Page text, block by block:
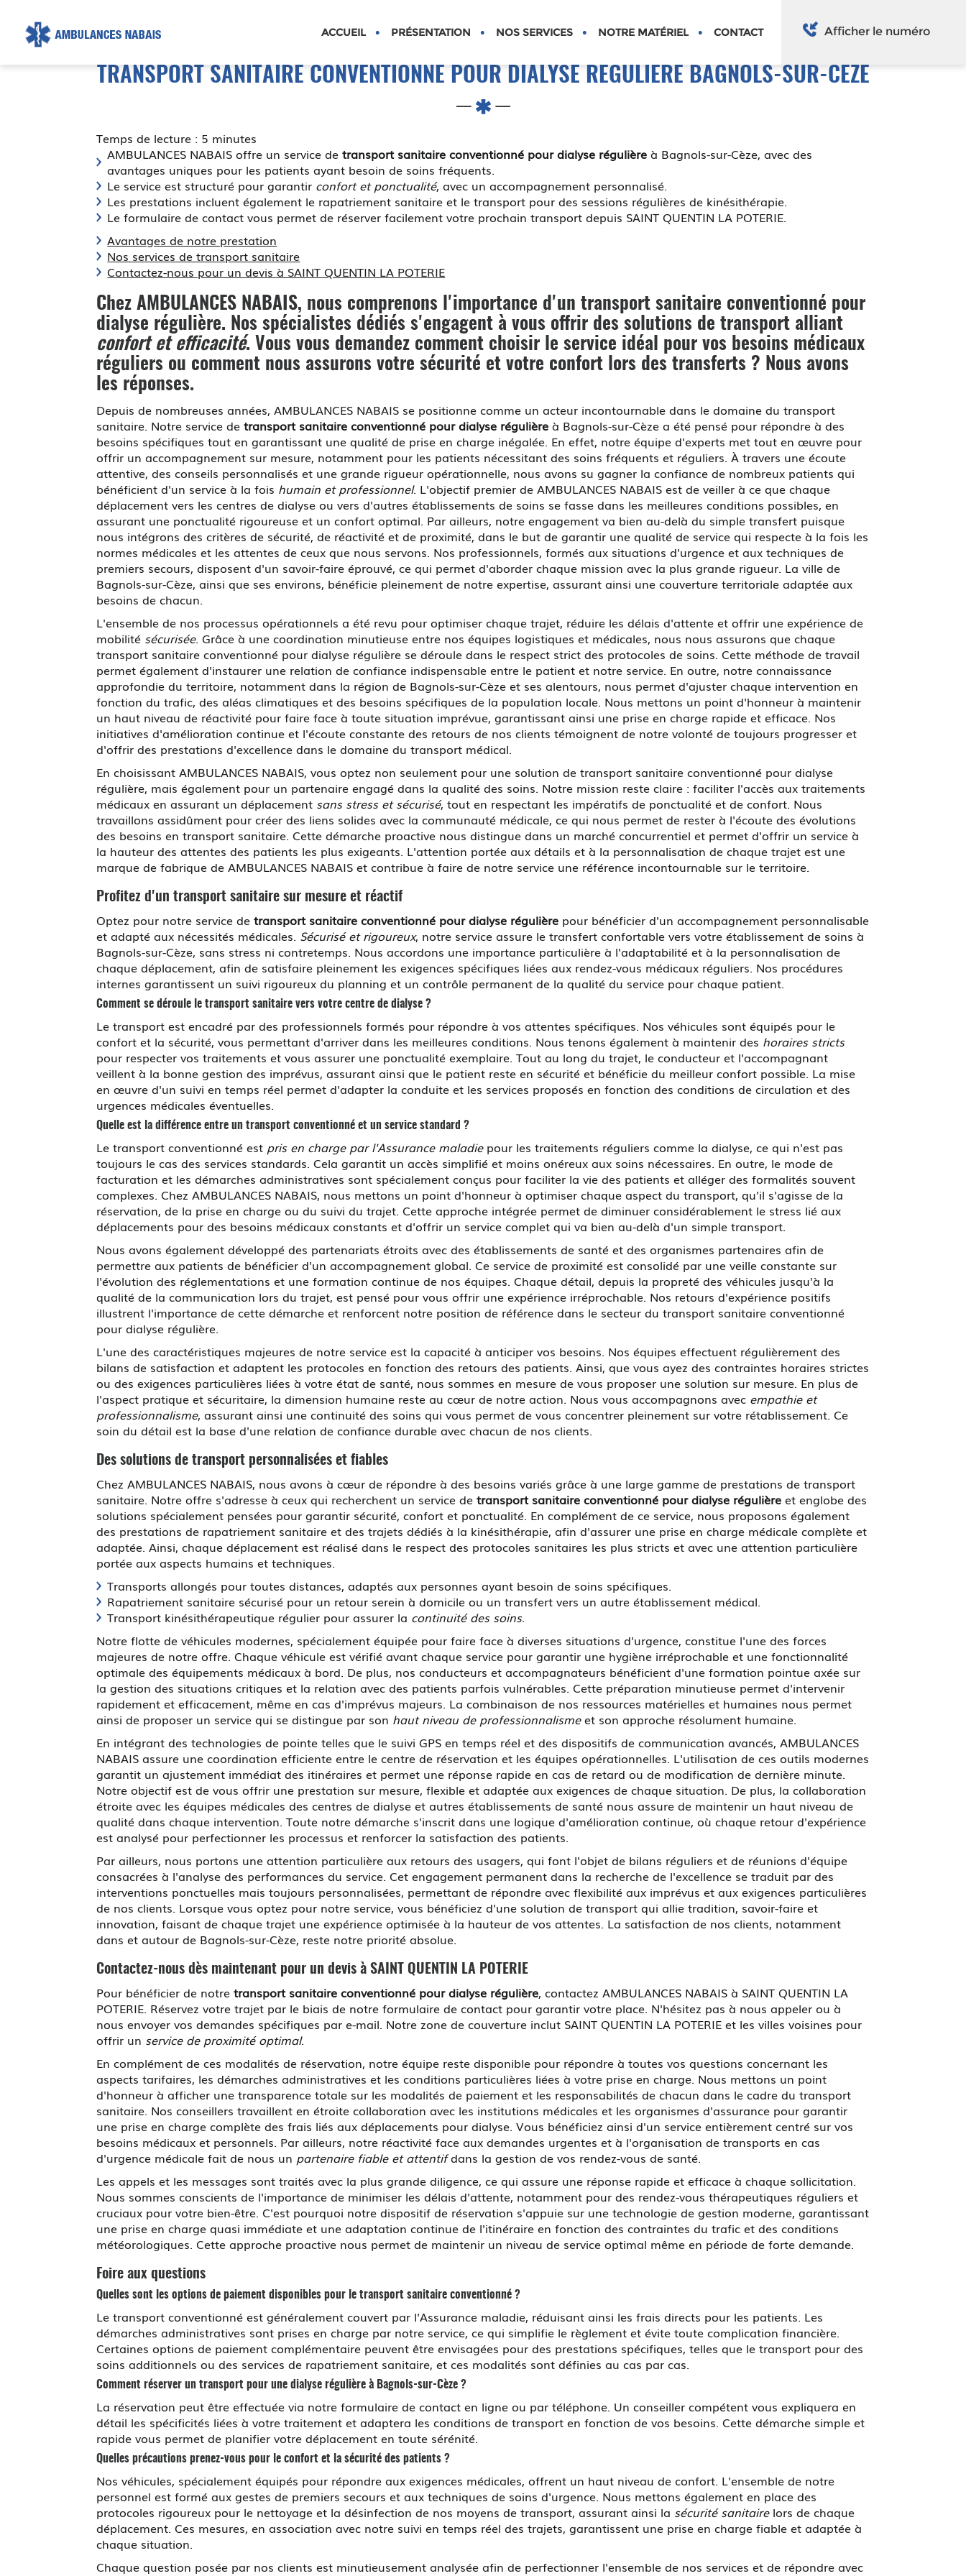
AMBULANCES
NABAIS
ACCUEIL PRÉSENTATION NOS SERVICES NOTRE MATÉRIEL CONTACT Afficher le numéro
TRANSPORT SANITAIRE CONVENTIONNÉ POUR DIALYSE RÉGULIÈRE BAGNOLS-SUR-CÈZE
Temps de lecture : 5 minutes
AMBULANCES NABAIS offre un service detransport sanitaire conventionné pour dialyse régulière à Bagnols-sur-Cèze, avec des
avantages uniques pour les patients ayant besoin de soins fréquents.
Le service est structuré pour garantir confort et ponctualité, avec un accompagnement personnalisé.
Les prestations incluent également le rapatriement sanitaire et le transport pour des sessions régulières de kinésithérapie.
Le formulaire de contact vous permet de réserver facilement votre prochain transport depuis SAINT QUENTIN LA POTERIE.
Avantages de notre prestation
Nos services de transport sanitaire
Contactez-nous pour un devis à SAINT QUENTIN LA POTERIE
Chez AMBULANCES NABAIS, nous comprenons l'importance d'untransport sanitaire conventionné pour
dialyse régulière. Nos spécialistes dédiés s'engagent à vous offrir des solutions de transport alliant
confort et efficacité. Vous vous demandez comment choisir le service idéal pour vos besoins médicaux
réguliers ou comment nous assurons votre sécurité et votre confort lors des transferts ? Nous avons
les réponses.
Depuis de nombreuses années, AMBULANCES NABAIS se positionne comme un acteur incontournable dans le domaine du transport
sanitaire. Notre service detransport sanitaire conventionné pour dialyse régulière à Bagnols-sur-Cèze a été pensé pour répondre à des
besoins spécifiques tout en garantissant une qualité de prise en charge inégalée. En effet, notre équipe d'experts met tout en œuvre pour
offrir un accompagnement sur mesure, notamment pour les patients nécessitant des soins fréquents et réguliers. À travers une écoute
attentive, des conseils personnalisés et une grande rigueur opérationnelle, nous avons su gagner la confiance de nombreux patients qui
bénéficient d'un service à la fois humain et professionnel. L'objectif premier de AMBULANCES NABAIS est de veiller à ce que chaque
déplacement vers les centres de dialyse ou vers d'autres établissements de soins se fasse dans les meilleures conditions possibles, en
assurant une ponctualité rigoureuse et un confort optimal. Par ailleurs, notre engagement va bien au-delà du simple transfert puisque
nous intégrons des critères de sécurité, de réactivité et de proximité, dans le but de garantir une qualité de service qui respecte à la fois les
normes médicales et les attentes de ceux que nous servons. Nos professionnels, formés aux situations d'urgence et aux techniques de
premiers secours, disposent d'un savoir-faire éprouvé, ce qui permet d'aborder chaque mission avec la plus grande rigueur. La ville de
Bagnols-sur-Cèze, ainsi que ses environs, bénéficie pleinement de notre expertise, assurant ainsi une couverture territoriale adaptée aux
besoins de chacun.
L'ensemble de nos processus opérationnels a été revu pour optimiser chaque trajet, réduire les délais d'attente et offrir une expérience de
mobilité sécurisée. Grâce à une coordination minutieuse entre nos équipes logistiques et médicales, nous nous assurons que chaque
transport sanitaire conventionné pour dialyse régulière se déroule dans le respect strict des protocoles de soins. Cette méthode de travail
permet également d'instaurer une relation de confiance indispensable entre le patient et notre service. En outre, notre connaissance
approfondie du territoire, notamment dans la région de Bagnols-sur-Cèze et ses alentours, nous permet d'ajuster chaque intervention en
fonction du trafic, des aléas climatiques et des besoins spécifiques de la population locale. Nous mettons un point d'honneur à maintenir
un haut niveau de réactivité pour faire face à toute situation imprévue, garantissant ainsi une prise en charge rapide et efficace. Nos
initiatives d'amélioration continue et l'écoute constante des retours de nos clients témoignent de notre volonté de toujours progresser et
d'offrir des prestations d'excellence dans le domaine du transport médical.
En choisissant AMBULANCES NABAIS, vous optez non seulement pour une solution de transport sanitaire conventionné pour dialyse
régulière, mais également pour un partenaire engagé dans la qualité des soins. Notre mission reste claire : faciliter l'accès aux traitements
médicaux en assurant un déplacement sans stress et sécurisé, tout en respectant les impératifs de ponctualité et de confort. Nous
travaillons assidûment pour créer des liens solides avec la communauté médicale, ce qui nous permet de rester à l'écoute des évolutions
des besoins en transport sanitaire. Cette démarche proactive nous distingue dans un marché concurrentiel et permet d'offrir un service à
la hauteur des attentes des patients les plus exigeants. L'attention portée aux détails et à la personnalisation de chaque trajet est une
marque de fabrique de AMBULANCES NABAIS et contribue à faire de notre service une référence incontournable sur le territoire.
Profitez d'un transport sanitaire sur mesure et réactif
Optez pour notre service detransport sanitaire conventionné pour dialyse régulière pour bénéficier d'un accompagnement personnalisable
et adapté aux nécessités médicales. Sécurisé et rigoureux, notre service assure le transfert confortable vers votre établissement de soins à
Bagnols-sur-Cèze, sans stress ni contretemps. Nous accordons une importance particulière à l'adaptabilité et à la personnalisation de
chaque déplacement, afin de satisfaire pleinement les exigences spécifiques liées aux rendez-vous médicaux réguliers. Nos procédures
internes garantissent un suivi rigoureux du planning et un contrôle permanent de la qualité du service pour chaque patient.
Comment se déroule le transport sanitaire vers votre centre de dialyse ?
Le transport est encadré par des professionnels formés pour répondre à vos attentes spécifiques. Nos véhicules sont équipés pour le
confort et la sécurité, vous permettant d'arriver dans les meilleures conditions. Nous tenons également à maintenir des horaires stricts
pour respecter vos traitements et vous assurer une ponctualité exemplaire. Tout au long du trajet, le conducteur et l'accompagnant
veillent à la bonne gestion des imprévus, assurant ainsi que le patient reste en sécurité et bénéficie du meilleur confort possible. La mise
en œuvre d'un suivi en temps réel permet d'adapter la conduite et les services proposés en fonction des conditions de circulation et des
urgences médicales éventuelles.
Quelle est la différence entre un transport conventionné et un service standard ?
Le transport conventionné est pris en charge par l'Assurance maladiepour les traitements réguliers comme la dialyse, ce qui n'est pas
toujours le cas des services standards. Cela garantit un accès simplifié et moins onéreux aux soins nécessaires. En outre, le mode de
facturation et les démarches administratives sont spécialement conçus pour faciliter la vie des patients et alléger des formalités souvent
complexes. Chez AMBULANCES NABAIS, nous mettons un point d'honneur à optimiser chaque aspect du transport, qu'il s'agisse de la
réservation, de la prise en charge ou du suivi du trajet. Cette approche intégrée permet de diminuer considérablement le stress lié aux
déplacements pour des besoins médicaux constants et d'offrir un service complet qui va bien au-delà d'un simple transport.
Nous avons également développé des partenariats étroits avec des établissements de santé et des organismes partenaires afin de
permettre aux patients de bénéficier d'un accompagnement global. Ce service de proximité est consolidé par une veille constante sur
l'évolution des réglementations et une formation continue de nos équipes. Chaque détail, depuis la propreté des véhicules jusqu'à la
qualité de la communication lors du trajet, est pensé pour vous offrir une expérience irréprochable. Nos retours d'expérience positifs
illustrent l'importance de cette démarche et renforcent notre position de référence dans le secteur du transport sanitaire conventionné
pour dialyse régulière.
L'une des caractéristiques majeures de notre service est la capacité à anticiper vos besoins. Nos équipes effectuent régulièrement des
bilans de satisfaction et adaptent les protocoles en fonction des retours des patients. Ainsi, que vous ayez des contraintes horaires strictes
ou des exigences particulières liées à votre état de santé, nous sommes en mesure de vous proposer une solution sur mesure. En plus de
l'aspect pratique et sécuritaire, la dimension humaine reste au cœur de notre action. Nous vous accompagnons avec empathie et
professionnalisme, assurant ainsi une continuité des soins qui vous permet de vous concentrer pleinement sur votre rétablissement. Ce
soin du détail est la base d'une relation de confiance durable avec chacun de nos clients.
Des solutions de transport personnalisées et fiables
Chez AMBULANCES NABAIS, nous avons à cœur de répondre à des besoins variés grâce à une large gamme de prestations de transport
sanitaire. Notre offre s'adresse à ceux qui recherchent un service detransport sanitaire conventionné pour dialyse régulière et englobe des
solutions spécialement pensées pour garantir sécurité, confort et ponctualité. En complément de ce service, nous proposons également
des prestations de rapatriement sanitaire et des trajets dédiés à la kinésithérapie, afin d'assurer une prise en charge médicale complète et
adaptée. Ainsi, chaque déplacement est réalisé dans le respect des protocoles sanitaires les plus stricts et avec une attention particulière
portée aux aspects humains et techniques.
Transports allongés pour toutes distances, adaptés aux personnes ayant besoin de soins spécifiques.
Rapatriement sanitaire sécurisé pour un retour serein à domicile ou un transfert vers un autre établissement médical.
Transport kinésithérapeutique régulier pour assurer la continuité des soins.
Notre flotte de véhicules modernes, spécialement équipée pour faire face à diverses situations d'urgence, constitue l'une des forces
majeures de notre offre. Chaque véhicule est vérifié avant chaque service pour garantir une hygiène irréprochable et une fonctionnalité
optimale des équipements médicaux à bord. De plus, nos conducteurs et accompagnateurs bénéficient d'une formation pointue axée sur
la gestion des situations critiques et la relation avec des patients parfois vulnérables. Cette préparation minutieuse permet d'intervenir
rapidement et efficacement, même en cas d'imprévus majeurs. La combinaison de nos ressources matérielles et humaines nous permet
ainsi de proposer un service qui se distingue par son haut niveau de professionnalismeet son approche résolument humaine.
En intégrant des technologies de pointe telles que le suivi GPS en temps réel et des dispositifs de communication avancés, AMBULANCES
NABAIS assure une coordination efficiente entre le centre de réservation et les équipes opérationnelles. L'utilisation de ces outils modernes
garantit un ajustement immédiat des itinéraires et permet une réponse rapide en cas de retard ou de modification de dernière minute.
Notre objectif est de vous offrir une prestation sur mesure, flexible et adaptée aux exigences de chaque situation. De plus, la collaboration
étroite avec les équipes médicales des centres de dialyse et autres établissements de santé nous assure de maintenir un haut niveau de
qualité dans chaque intervention. Toute notre démarche s'inscrit dans une logique d'amélioration continue, où chaque retour d'expérience
est analysé pour perfectionner les processus et renforcer la satisfaction des patients.
Par ailleurs, nous portons une attention particulière aux retours des usagers, qui font l'objet de bilans réguliers et de réunions d'équipe
consacrées à l'analyse des performances du service. Cet engagement permanent dans la recherche de l'excellence se traduit par des
interventions ponctuelles mais toujours personnalisées, permettant de répondre avec flexibilité aux imprévus et aux exigences particulières
de nos clients. Lorsque vous optez pour notre service, vous bénéficiez d'une solution de transport qui allie tradition, savoir-faire et
innovation, faisant de chaque trajet une expérience optimisée à la hauteur de vos attentes. La satisfaction de nos clients, notamment
dans et autour de Bagnols-sur-Cèze, reste notre priorité absolue.
Contactez-nous dès maintenant pour un devis à SAINT QUENTIN LA POTERIE
Pour bénéficier de notretransport sanitaire conventionné pour dialyse régulière, contactez AMBULANCES NABAIS à SAINT QUENTIN LA
POTERIE. Réservez votre trajet par le biais de notre formulaire de contact pour garantir votre place. N'hésitez pas à nous appeler ou à
nous envoyer vos demandes spécifiques par e-mail. Notre zone de couverture inclut SAINT QUENTIN LA POTERIE et les villes voisines pour
offrir un service de proximité optimal.
En complément de ces modalités de réservation, notre équipe reste disponible pour répondre à toutes vos questions concernant les
aspects tarifaires, les démarches administratives et les conditions particulières liées à votre prise en charge. Nous mettons un point
d'honneur à afficher une transparence totale sur les modalités de paiement et les responsabilités de chacun dans le cadre du transport
sanitaire. Nos conseillers travaillent en étroite collaboration avec les institutions médicales et les organismes d'assurance pour garantir
une prise en charge complète des frais liés aux déplacements pour dialyse. Vous bénéficiez ainsi d'un service entièrement centré sur vos
besoins médicaux et personnels. Par ailleurs, notre réactivité face aux demandes urgentes et à l'organisation de transports en cas
d'urgence médicale fait de nous un partenaire fiable et attentifdans la gestion de vos rendez-vous de santé.
Les appels et les messages sont traités avec la plus grande diligence, ce qui assure une réponse rapide et efficace à chaque sollicitation.
Nous sommes conscients de l'importance de minimiser les délais d'attente, notamment pour des rendez-vous thérapeutiques réguliers et
cruciaux pour votre bien-être. C'est pourquoi notre dispositif de réservation s'appuie sur une technologie de gestion moderne, garantissant
une prise en charge quasi immédiate et une adaptation continue de l'itinéraire en fonction des contraintes du trafic et des conditions
météorologiques. Cette approche proactive nous permet de maintenir un niveau de service optimal même en période de forte demande.
Foire aux questions
Quelles sont les options de paiement disponibles pour le transport sanitaire conventionné ?
Le transport conventionné est généralement couvert par l'Assurance maladie, réduisant ainsi les frais directs pour les patients. Les
démarches administratives sont prises en charge par notre service, ce qui simplifie le règlement et évite toute complication financière.
Certaines options de paiement complémentaire peuvent être envisagées pour des prestations spécifiques, telles que le transport pour des
soins additionnels ou des services de rapatriement sanitaire, et ces modalités sont définies au cas par cas.
Comment réserver un transport pour une dialyse régulière à Bagnols-sur-Cèze ?
La réservation peut être effectuée via notre formulaire de contact en ligne ou par téléphone. Un conseiller compétent vous expliquera en
détail les spécificités liées à votre traitement et adaptera les conditions de transport en fonction de vos besoins. Cette démarche simple et
rapide vous permet de planifier votre déplacement en toute sérénité.
Quelles précautions prenez-vous pour le confort et la sécurité des patients ?
Nos véhicules, spécialement équipés pour répondre aux exigences médicales, offrent un haut niveau de confort. L'ensemble de notre
personnel est formé aux gestes de premiers secours et aux techniques de soins d'urgence. Nous mettons également en place des
protocoles rigoureux pour le nettoyage et la désinfection de nos moyens de transport, assurant ainsi la sécurité sanitairelors de chaque
déplacement. Ces mesures, en association avec notre suivi en temps réel des trajets, garantissent une prise en charge fiable et adaptée à
chaque situation.
Chaque question posée par nos clients est minutieusement analysée afin de perfectionner l'ensemble de nos services et de répondre avec